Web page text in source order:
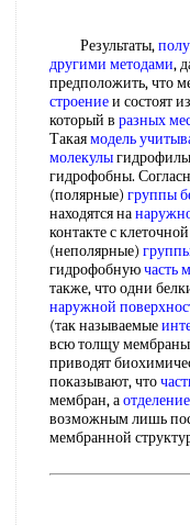
Результаты,
другими методами,
предположить, что
строениеи состоят
который в разных
Такаямодель
молекулы
гидрофобны.
(полярные) группы
находятся на
контакте с
(неполярные)
гидрофобнуючасть
также, что одни
наружной
(так называемые
всю толщу
приводят
показывают, что
мембран, а
возможным лишь
мембранной